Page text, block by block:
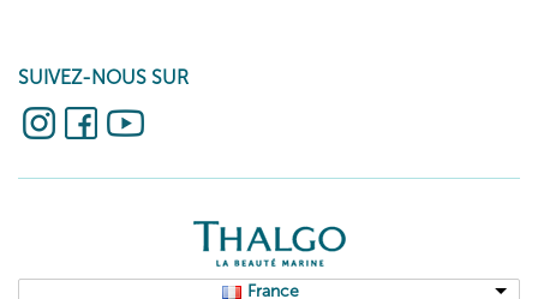
SUIVEZ-NOUS SUR
France